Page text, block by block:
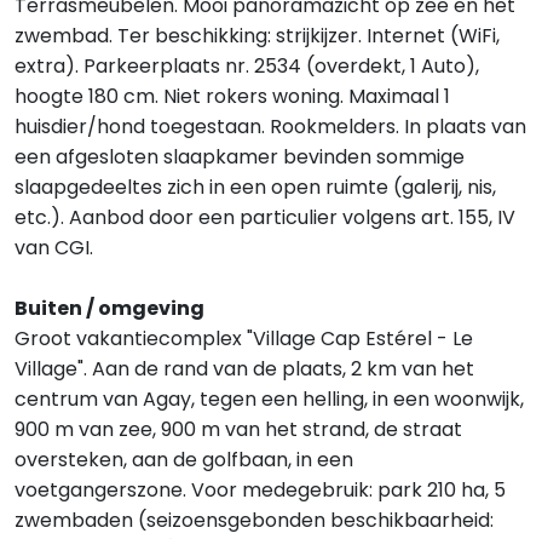
zwembad. Ter beschikking: strijkijzer. Internet (WiFi,
extra). Parkeerplaats nr. 2534 (overdekt, 1 Auto),
hoogte 180 cm. Niet rokers woning. Maximaal 1
huisdier/hond toegestaan. Rookmelders. In plaats van
een afgesloten slaapkamer bevinden sommige
slaapgedeeltes zich in een open ruimte (galerij, nis,
etc.). Aanbod door een particulier volgens art. 155, IV
van CGI.
Buiten / omgeving
Groot vakantiecomplex "Village Cap Estérel - Le
Village". Aan de rand van de plaats, 2 km van het
centrum van Agay, tegen een helling, in een woonwijk,
900 m van zee, 900 m van het strand, de straat
oversteken, aan de golfbaan, in een
voetgangerszone. Voor medegebruik: park 210 ha, 5
zwembaden (seizoensgebonden beschikbaarheid: